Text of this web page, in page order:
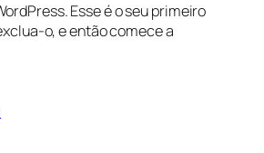
Esse é o seu primeiro
o, e então comece a